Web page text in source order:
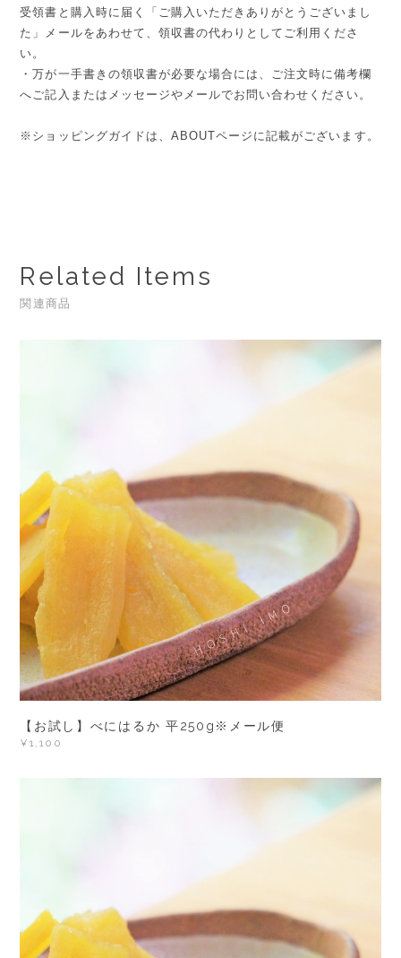
受領書と購入時に届く「ご購入いただきありがとうございまし
た」メールをあわせて、領収書の代わりとしてご利用くださ
い。
・万が一手書きの領収書が必要な場合には、ご注文時に備考欄
へご記入またはメッセージやメールでお問い合わせください。
※ショッピングガイドは、ABOUTページに記載がございます。
Related Items
関連商品
【お試し】べにはるか 平250g※メール便
¥1,100